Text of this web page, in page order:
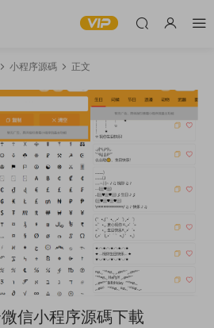
小程序源碼 正文
信小程序源碼下載